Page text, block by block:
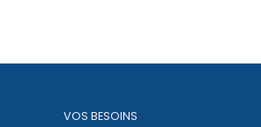
VOS BESOINS